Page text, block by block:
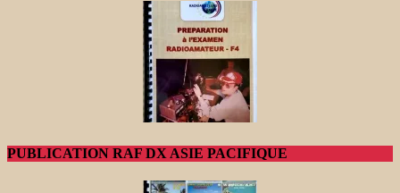
PUBLICATION RAF DX ASIE PACIFIQUE